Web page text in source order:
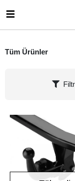
Tüm Ürünler